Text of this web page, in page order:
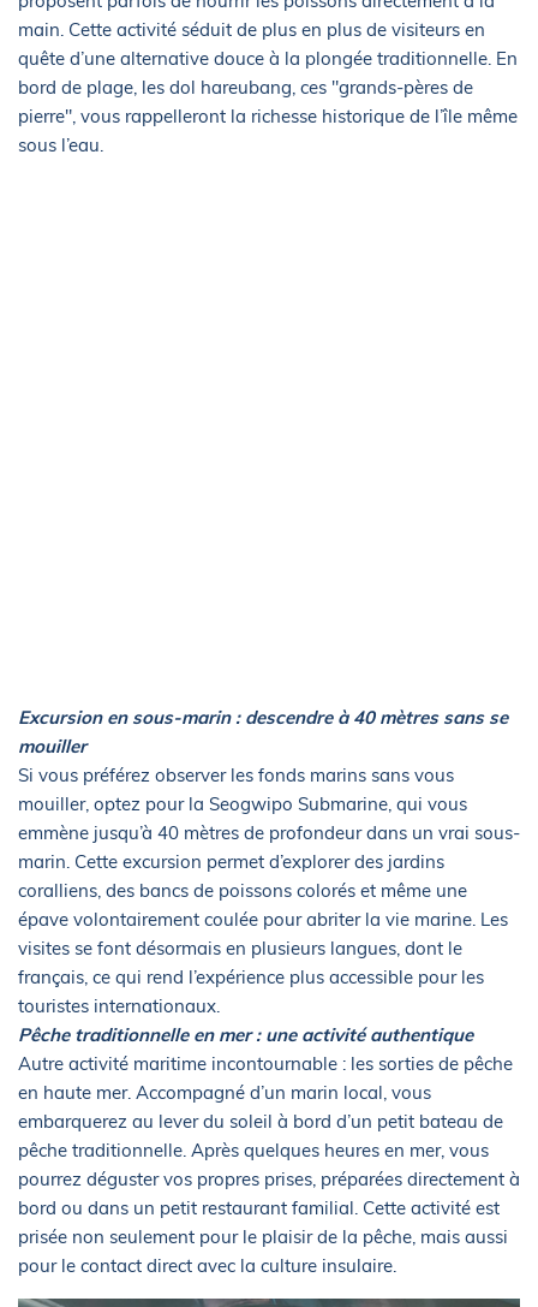
main. Cette activité séduit de plus en plus de visiteurs en
quête d’une alternative douce à la plongée traditionnelle. En
bord de plage, les dol hareubang, ces "grands-pères de
pierre", vous rappelleront la richesse historique de l’île même
sous l’eau.
Excursion en sous-marin : descendre à 40 mètres sans se
mouiller
Si vous préférez observer les fonds marins sans vous
mouiller, optez pour la Seogwipo Submarine, qui vous
emmène jusqu’à 40 mètres de profondeur dans un vrai sous-
marin. Cette excursion permet d’explorer des jardins
coralliens, des bancs de poissons colorés et même une
épave volontairement coulée pour abriter la vie marine. Les
visites se font désormais en plusieurs langues, dont le
français, ce qui rend l’expérience plus accessible pour les
touristes internationaux.
Pêche traditionnelle en mer : une activité authentique
Autre activité maritime incontournable : les sorties de pêche
en haute mer. Accompagné d’un marin local, vous
embarquerez au lever du soleil à bord d’un petit bateau de
pêche traditionnelle. Après quelques heures en mer, vous
pourrez déguster vos propres prises, préparées directement à
bord ou dans un petit restaurant familial. Cette activité est
prisée non seulement pour le plaisir de la pêche, mais aussi
pour le contact direct avec la culture insulaire.